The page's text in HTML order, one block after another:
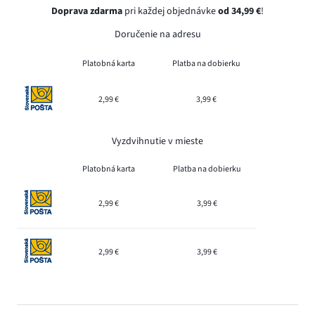
Doprava zdarma pri každej objednávkeod 34,99 €!
Doručenie na adresu
Platobná karta Platba na dobierku
2,99 € 3,99 €
Vyzdvihnutie v mieste
Platobná karta Platba na dobierku
2,99 € 3,99 €
2,99 € 3,99 €